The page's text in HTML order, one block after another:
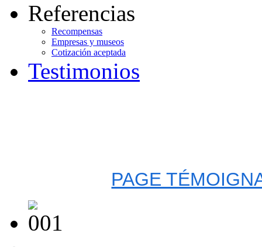
Referencias
Recompensas
Empresas y museos
Cotización aceptada
Testimonios
PAGE